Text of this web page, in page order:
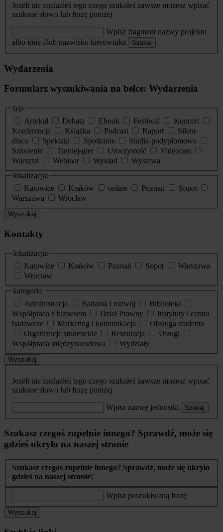
Jeżeli nie znalazłeś tego czego szukałeś zawsze możesz wpisać
szukane słowo lub frazę poniżej
Wpisz fragment nazwy projektu
albo imię i/lub nazwisko kierownika
Szukaj
Wydarzenia
Formularz wyszukiwania na belce: Wydarzenia
typ:
Artykuł
Debata Ebook Festiwal
Koncert
Konferencja
Książka Podcast Raport
Silent-
disco
Spektakl Spotkanie
Studia-podyplomowe
Szkolenie
Turniej-gier Uroczystość
Videocast
Warsztat
Webinar Wykład
Wystawa
lokalizacja:
Katowice
Kraków online Poznań
Sopot
Warszawa
Wrocław
Wyszukaj
Kontakty
lokalizacja:
Katowice
Kraków Poznań Sopot
Warszawa
Wrocław
kategoria:
Administracja
Badania i rozwój
Biblioteka
Współpraca z biznesem
Dział Prawny
Instytuty i centra
badawcze
Marketing i komunikacja
Obsługa studenta
Organizacje studenckie
Rekrutacja
Usługi
Współpraca międzynarodowa
Wydziały
Wyszukaj
Jeżeli nie znalazłeś tego czego szukałeś zawsze możesz wpisać
szukane słowo lub frazę poniżej
Wpisz nazwę jednostki Szukaj
Szukasz czegoś zupełnie innego? Sprawdź, może się
gdzieś ukryło na naszej stronie
Szukasz czegoś zupełnie innego? Sprawdź, może się ukryło
gdzieś na naszej stronie!
Wpisz poszukiwaną frazę
Wyszukaj